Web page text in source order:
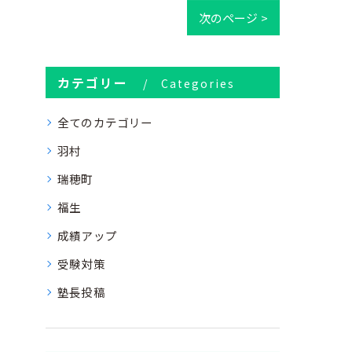
次のページ >
カテゴリー Categories
全てのカテゴリー
羽村
瑞穂町
福生
成績アップ
受験対策
塾長投稿